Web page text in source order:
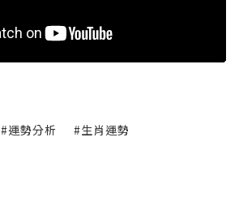
#運勢分析 #生肖運勢